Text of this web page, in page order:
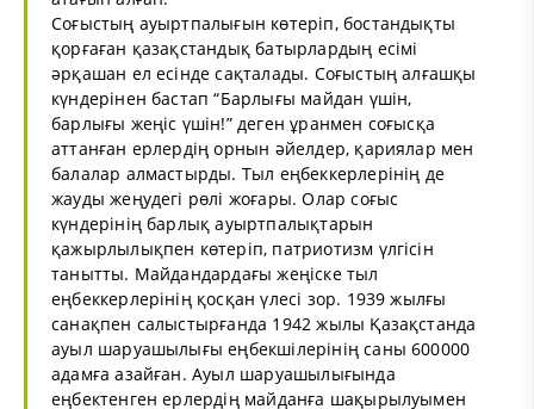
Соғыстың ауыртпалығын көтеріп, бостандықты
қорғаған қазақстандық батырлардың есімі
әрқашан ел есінде сақталады. Соғыстың алғашқы
күндерінен бастап “Барлығы майдан үшін,
барлығы жеңіс үшін!” деген ұранмен соғысқа
аттанған ерлердің орнын әйелдер, қариялар мен
балалар алмастырды. Тыл еңбеккерлерінің де
жауды жеңудегі рөлі жоғары. Олар соғыс
күндерінің барлық ауыртпалықтарын
қажырлылықпен көтеріп, патриотизм үлгісін
танытты. Майдандардағы жеңіске тыл
еңбеккерлерінің қосқан үлесі зор. 1939 жылғы
санақпен салыстырғанда 1942 жылы Қазақстанда
ауыл шаруашылығы еңбекшілерінің саны 600000
адамға азайған. Ауыл шаруашылығында
еңбектенген ерлердің майданға шақырылуымен